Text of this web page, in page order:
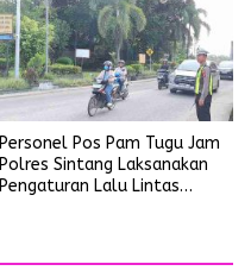
Personel Pos Pam Tugu Jam
Polres Sintang Laksanakan
Pengaturan Lalu Lintas